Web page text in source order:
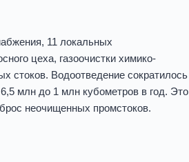
11 локальных
цеха, газоочистки химико-
стоков. Водоотведение сократилось
млн до 1 млн кубометров в год. Это
неочищенных промстоков.